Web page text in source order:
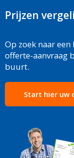
Prijzen
Op zoek naar
offerte-aanvraag
buurt.
Start hier uw